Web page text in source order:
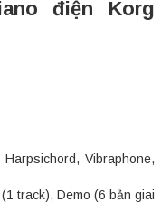
điện Korg
Vibraphone,
track), Demo (6 bản giai